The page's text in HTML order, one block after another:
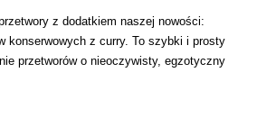
z dodatkiem naszej nowości:
konserwowych z curry. To szybki i prosty
przetworów o nieoczywisty, egzotyczny